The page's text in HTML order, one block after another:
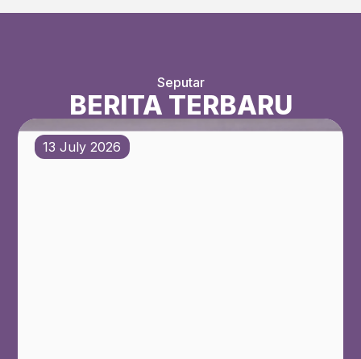
Seputar
BERITA TERBARU
13 July 2026